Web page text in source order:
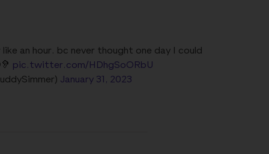
an hour. bc never thought one day I could
pic.twitter.com/HDhgSoORbU
January 31, 2023